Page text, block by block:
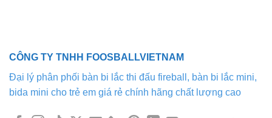
chọn
có
CÔNG TY TNHH FOOSBALLVIETNAM
Đại lý phân phối bàn bi lắc thi đấu fireball, bàn bi lắc mini,
bida mini cho trẻ em giá rẻ chính hãng chất lượng cao